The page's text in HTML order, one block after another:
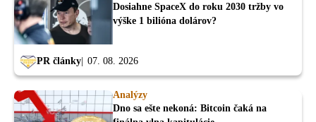
Dosiahne SpaceX do roku 2030 tržby vo
výške 1 bilióna dolárov?
PR články 07. 08. 2026
Analýzy
Dno sa ešte nekoná: Bitcoin čaká na